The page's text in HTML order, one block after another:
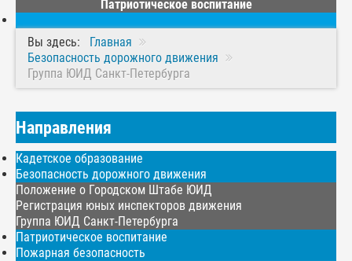
Патриотическое воспитание
Вы здесь:
Главная
Безопасность дорожного движения
Группа ЮИД Санкт-Петербурга
Направления
Кадетское образование
Безопасность дорожного движения
Положение о Городском Штабе ЮИД
Регистрация юных инспекторов движения
Группа ЮИД Санкт-Петербурга
Патриотическое воспитание
Пожарная безопасность